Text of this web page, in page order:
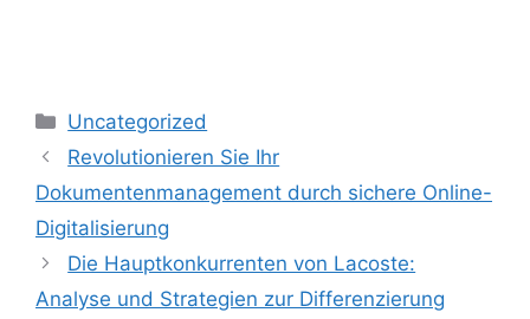
Kategorien
Uncategorized
Revolutionieren Sie Ihr
Dokumentenmanagement durch sichere Online-
Digitalisierung
Die Hauptkonkurrenten von Lacoste:
Analyse und Strategien zur Differenzierung